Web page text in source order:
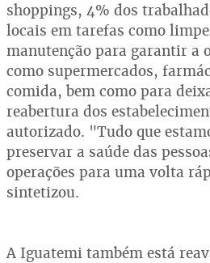
shoppings, 4% dos
locais em tarefas como
manutenção para garantir a
como supermercados,
comida, bem como para
reabertura dos
autorizado. "Tudo que
preservar a saúde das
operações para uma volta
sintetizou.
A Iguatemi também está